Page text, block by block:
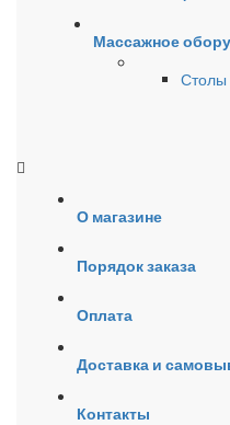
Массажное
Столы
О магазине
Порядок заказа
Оплата
Доставка и
Контакты